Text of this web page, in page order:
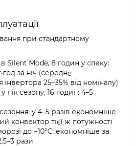
при стандартному
Silent Mode, 8 годин у спеку:
за ніч (середнє
25–35% від номіналу)
пік сезону, 16 годин: 4–5
у 4–5 разів економніше
конвектор тієї ж потужності
до −10°C: економніше за
рази